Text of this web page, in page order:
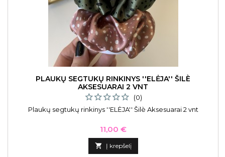
PLAUKŲ SEGTUKŲ RINKINYS ''ELĖJA'' ŠILÈ
AKSESUARAI 2 VNT
(0)
Plaukų segtukų rinkinys ''ELĖJA'' Šilè Aksesuarai 2 vnt
Kaina
11,00 €
 Į krepšelį